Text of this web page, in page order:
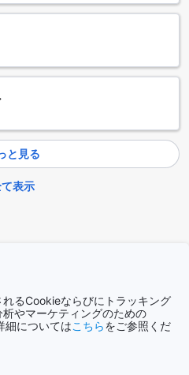
動がスムーズに行えるのが大
で、夜遅くに到着するゲスト
を考慮し、アクセスも良好な
ます。グランド パラダイス ハ
滞在中は、ぜひこの便利な駐車
みください。
イ ホテル タイピンの客室設備
イ ホテル タイピンでは、快適
した客室設備を提供していま
過ごすための最適な環境が整
置されており、さまざまなチ
す。お気に入りの番組や映画
きを過ごすことができるでし
イウェイ ホテル タイピンの客
えた理想的な空間です。
と見る
表示
るCookieならびにトラッキング
やマーケティングのための
細についてはこちらをご参照くだ